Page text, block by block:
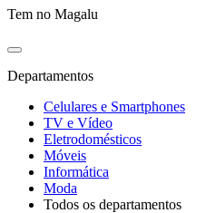
Tem no Magalu
Departamentos
Celulares e Smartphones
TV e Vídeo
Eletrodomésticos
Móveis
Informática
Moda
Todos os departamentos